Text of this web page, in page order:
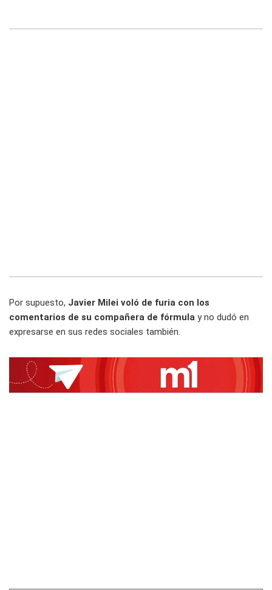
Por supuesto, Javier Milei voló de furia con los
comentarios de su compañera de fórmula y no dudó en
expresarse en sus redes sociales también.